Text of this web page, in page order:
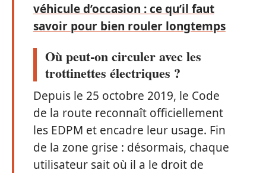
véhicule d’occasion : ce qu’il faut
savoir pour bien rouler longtemps
Où peut-on circuler avec les
trottinettes électriques ?
Depuis le 25 octobre 2019, le Code
de la route reconnaît officiellement
les EDPM et encadre leur usage. Fin
de la zone grise : désormais, chaque
utilisateur sait où il a le droit de